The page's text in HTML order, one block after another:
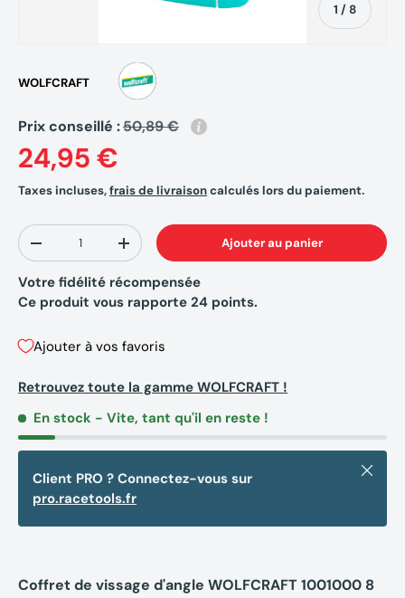
1 /de
8
WOLFCRAFT
Prix conseillé :50,89 €
24,95 €
Taxes incluses,frais de livraisoncalculés lors du paiement.
Qté
-
+ Ajouter au panier
Votre fidélité récompensée
Ce produit vous rapporte 24 points.
Ajouter à vos favoris
Retrouvez toute la gamme WOLFCRAFT !
En stock - Vite, tant qu'il en reste !
Client PRO ? Connectez-vous sur
pro.racetools.fr
Fermer
Coffret de vissage d'angle WOLFCRAFT 1001000 8